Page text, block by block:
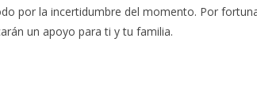
por la incertidumbre del momento. Por
un apoyo para ti y tu familia.